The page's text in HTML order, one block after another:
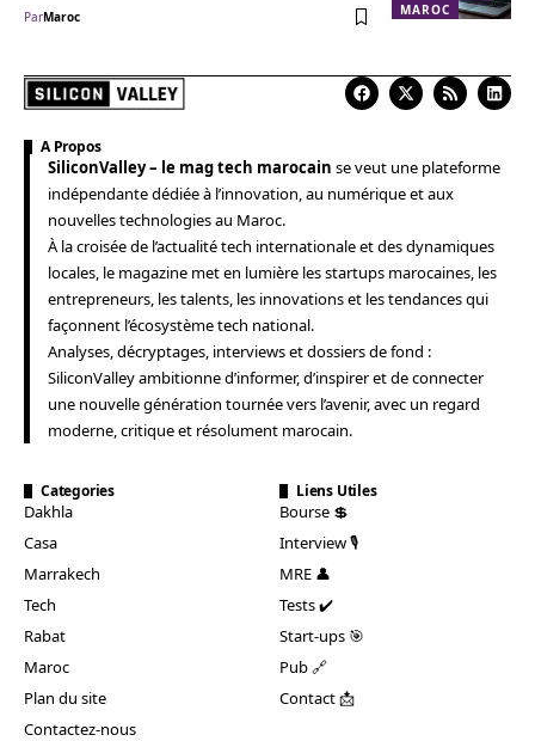
MAROC
ParMaroc
A Propos
SiliconValley – le mag tech marocain se veut une plateforme
indépendante dédiée à l’innovation, au numérique et aux
nouvelles technologies au Maroc.
À la croisée de l’actualité tech internationale et des dynamiques
locales, le magazine met en lumière les startups marocaines, les
entrepreneurs, les talents, les innovations et les tendances qui
façonnent l’écosystème tech national.
Analyses, décryptages, interviews et dossiers de fond :
SiliconValley ambitionne d’informer, d’inspirer et de connecter
une nouvelle génération tournée vers l’avenir, avec un regard
moderne, critique et résolument marocain.
Categories
Dakhla
Casa
Marrakech
Tech
Rabat
Maroc
Plan du site
Contactez-nous
Liens Utiles
Bourse 💲
Interview 🎙️
MRE 👤
Tests ✔️
Start-ups 🎯
Pub 🔗
Contact 📩